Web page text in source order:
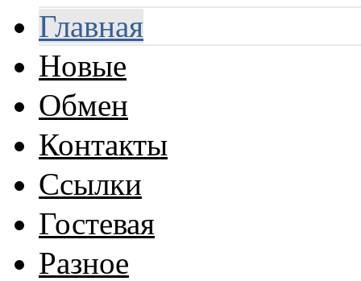
Главная
Новые
Обмен
Контакты
Ссылки
Гостевая
Разное